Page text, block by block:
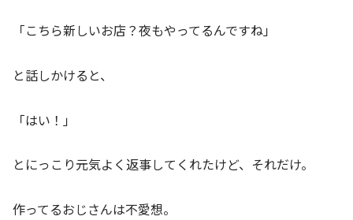
「こちら新しいお店？夜もやってるんですね」
と話しかけると、
「はい！」
とにっこり元気よく返事してくれたけど、それだけ。
作ってるおじさんは不愛想。